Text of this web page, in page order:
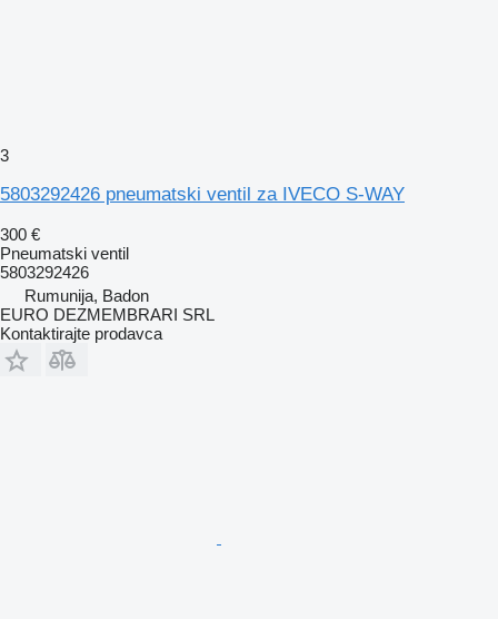
3
5803292426 pneumatski ventil za IVECO S-WAY
300 €
Pneumatski ventil
5803292426
Rumunija, Badon
EURO DEZMEMBRARI SRL
Kontaktirajte prodavca